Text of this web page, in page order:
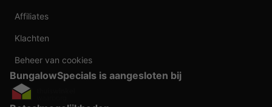
Affiliates
Klachten
Beheer van cookies
BungalowSpecials is aangesloten bij